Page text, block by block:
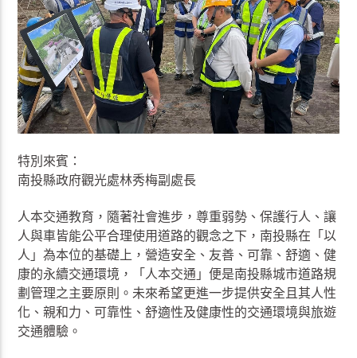
特別來賓：
南投縣政府觀光處林秀梅副處長
人本交通教育，隨著社會進步，尊重弱勢、保護行人、讓
人與車皆能公平合理使用道路的觀念之下，南投縣在「以
人」為本位的基礎上，營造安全、友善、可靠、舒適、健
康的永續交通環境，「人本交通」便是南投縣城市道路規
劃管理之主要原則。未來希望更進一步提供安全且其人性
化、親和力、可靠性、舒適性及健康性的交通環境與旅遊
交通體驗。